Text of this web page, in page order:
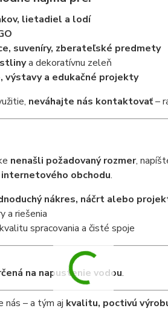
lietadiel a lodí
suveníry, zberateľské predmety
a dekoratívnu zeleň
výstavy a edukačné projekty
neváhajte nás kontaktovať–
nenašli požadovaný rozmer,
obchodu.
nákres, náčrt alebo
a riešenia
spracovania a čisté spoje
na napustenie vodou.
nás – a tým aj kvalitu, poctivú